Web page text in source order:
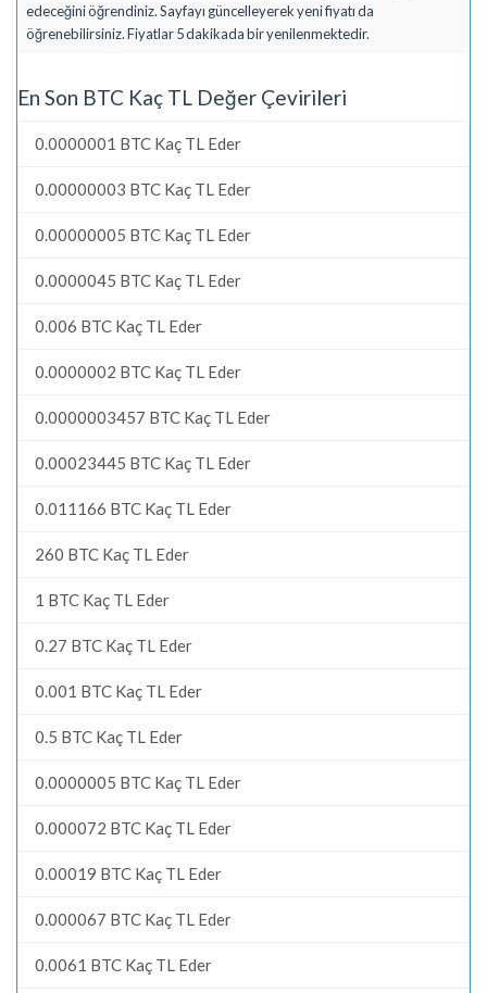
edeceğini öğrendiniz. Sayfayı güncelleyerek yeni fiyatı da
öğrenebilirsiniz. Fiyatlar 5 dakikada bir yenilenmektedir.
En Son BTC Kaç TL Değer Çevirileri
0.0000001 BTC Kaç TL Eder
0.00000003 BTC Kaç TL Eder
0.00000005 BTC Kaç TL Eder
0.0000045 BTC Kaç TL Eder
0.006 BTC Kaç TL Eder
0.0000002 BTC Kaç TL Eder
0.0000003457 BTC Kaç TL Eder
0.00023445 BTC Kaç TL Eder
0.011166 BTC Kaç TL Eder
260 BTC Kaç TL Eder
1 BTC Kaç TL Eder
0.27 BTC Kaç TL Eder
0.001 BTC Kaç TL Eder
0.5 BTC Kaç TL Eder
0.0000005 BTC Kaç TL Eder
0.000072 BTC Kaç TL Eder
0.00019 BTC Kaç TL Eder
0.000067 BTC Kaç TL Eder
0.0061 BTC Kaç TL Eder